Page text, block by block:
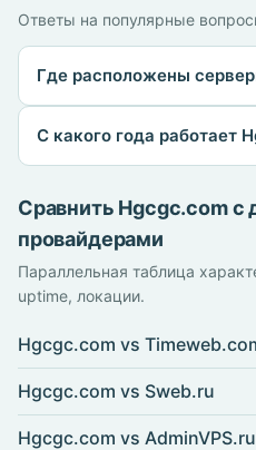
Ответы на популярные
Где расположены
С какого года работает
Сравнить Hgcgc.com с
провайдерами
Параллельная таблица
uptime, локации.
Hgcgc.com vs
Hgcgc.com vs Sweb.ru
Hgcgc.com vs AdminVPS.ru